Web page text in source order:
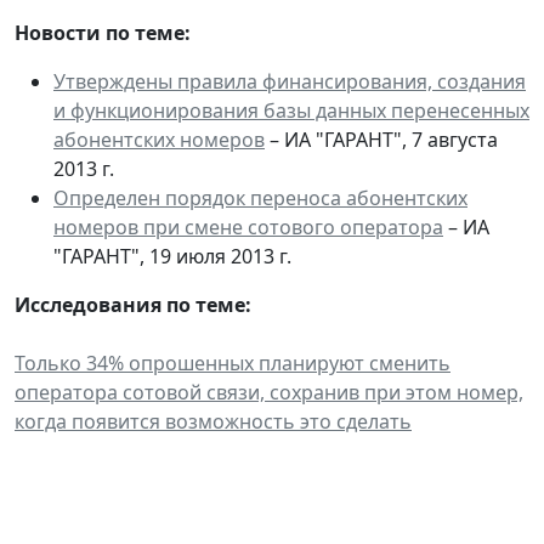
Новости по теме:
Утверждены правила финансирования, создания
и функционирования базы данных перенесенных
абонентских номеров– ИА "ГАРАНТ", 7 августа
2013 г.
Определен порядок переноса абонентских
номеров при смене сотового оператора – ИА
"ГАРАНТ", 19 июля 2013 г.
Исследования по теме:
Только 34% опрошенных планируют сменить
оператора сотовой связи, сохранив при этом номер,
когда появится возможность это сделать